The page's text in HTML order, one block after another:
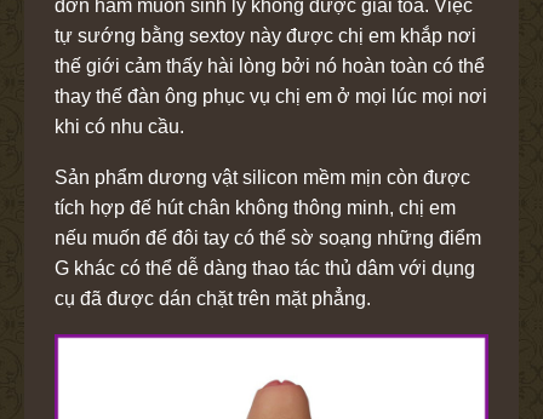
đơn ham muốn sinh lý không được giải tỏa. Việc
tự sướng bằng sextoy này được chị em khắp nơi
thế giới cảm thấy hài lòng bởi nó hoàn toàn có thể
thay thế đàn ông phục vụ chị em ở mọi lúc mọi nơi
khi có nhu cầu.
Sản phẩm dương vật silicon mềm mịn còn được
tích hợp đế hút chân không thông minh, chị em
nếu muốn để đôi tay có thể sờ soạng những điểm
G khác có thể dễ dàng thao tác thủ dâm với dụng
cụ đã được dán chặt trên mặt phẳng.